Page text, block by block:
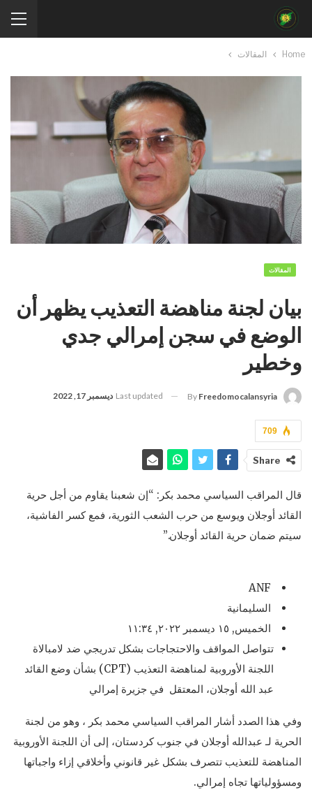
Home المقالات
المقالات
بيان لجنة مناهضة التعذيب يظهر أن
الوضع في سجن إمرالي جدي
وخطير
By Freedomocalansyria
Last updated ديسمبر 17, 2022
709
Share
قال المراقب السياسي محمد بكر: “إن شعبنا يقاوم من أجل حرية
القائد أوجلان ويوسع من حرب الشعب الثورية، فمع كسر الفاشية،
سيتم ضمان حرية القائد أوجلان.”
السليمانية
الخميس, ١٥ ديسمبر ٢٠٢٢, ١١:٣٤
تتواصل المواقف والاحتجاجات بشكل تدريجي ضد لامبالاة
اللجنة الأوروبية لمناهضة التعذيب (CPT) بشأن وضع القائد
عبد الله أوجلان، المعتقل في جزيرة إمرالي
وفي هذا الصدد أشار المراقب السياسي محمد بكر ، وهو من لجنة
الحرية لـ عبدالله أوجلان في جنوب كردستان، إلى أن اللجنة الأوروبية
المناهضة للتعذيب تتصرف بشكل غير قانوني وأخلاقي إزاء واجباتها
ومسؤولياتها تجاه إمرالي.